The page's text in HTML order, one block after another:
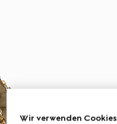
Wir verwenden Cookies